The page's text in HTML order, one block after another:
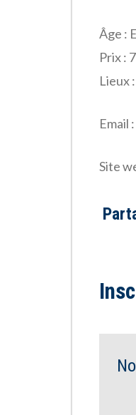
Âge :
Prix :
Lieux
Email :
Site